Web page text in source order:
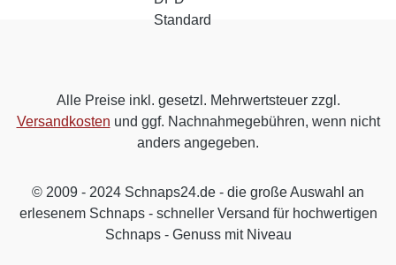
Alle Preise inkl. gesetzl. Mehrwertsteuer zzgl.
Versandkosten und ggf. Nachnahmegebühren, wenn nicht
anders angegeben.
© 2009 - 2024 Schnaps24.de - die große Auswahl an
erlesenem Schnaps - schneller Versand für hochwertigen
Schnaps - Genuss mit Niveau